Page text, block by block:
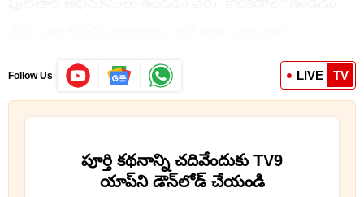
Follow Us LIVE TV
పూర్తి కథనాన్ని చదివేందుకు TV9
యాప్‌ని డౌన్‌లోడ్ చేయండి